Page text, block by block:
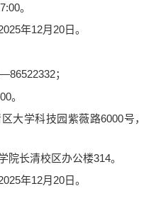
。
年12月20日。
；
。
大学科技园紫薇路6000号，
院长清校区办公楼314。
年12月20日。